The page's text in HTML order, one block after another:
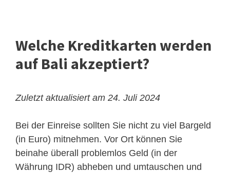
Welche Kreditkarten werden
auf Bali akzeptiert?
Zuletzt aktualisiert am 24. Juli 2024
Bei der Einreise sollten Sie nicht zu viel Bargeld
(in Euro) mitnehmen. Vor Ort können Sie
beinahe überall problemlos Geld (in der
Währung IDR) abheben und umtauschen und